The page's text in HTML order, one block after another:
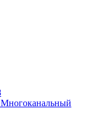
Многоканальный